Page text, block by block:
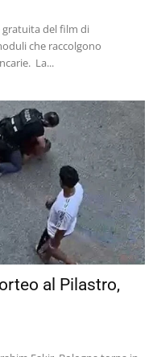
del film di
che raccolgono
credenziali personali e informazioni bancarie. La...
al Pilastro,